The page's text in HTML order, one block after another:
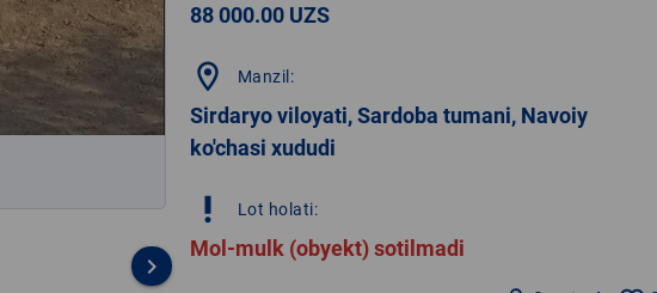
keyboard_arrow_right
88 000.00 UZS
location_on Manzil:
Sirdaryo viloyati, Sardoba tumani, Navoiy
ko'chasi xududi
priority_high Lot holati:
Mol-mulk (obyekt) sotilmadi